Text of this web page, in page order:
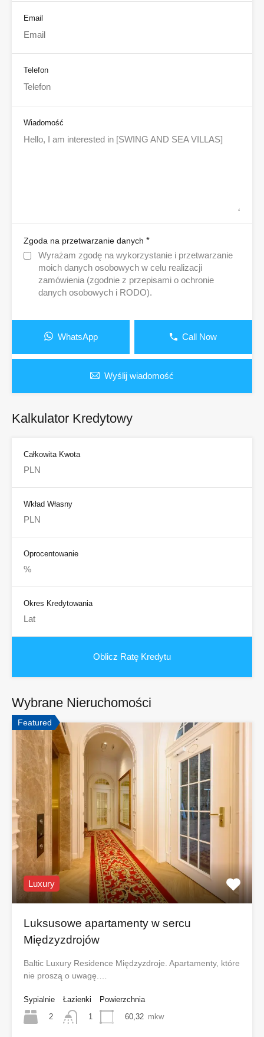
Email
Telefon
Wiadomość
Zgoda na przetwarzanie danych *
Wyrażam zgodę na wykorzystanie i przetwarzanie
moich danych osobowych w celu realizacji
zamówienia (zgodnie z przepisami o ochronie
danych osobowych i RODO).
WhatsApp Call Now
Wyślij wiadomość
Kalkulator Kredytowy
Całkowita Kwota
Wkład Własny
Oprocentowanie
Okres Kredytowania
Wybrane Nieruchomości
Featured
Luxury
Luksusowe apartamenty w sercu
Międzyzdrojów
Baltic Luxury Residence Międzyzdroje. Apartamenty, które
nie proszą o uwagę.…
Sypialnie
2
Łazienki
1
Powierzchnia
60,32 mkw